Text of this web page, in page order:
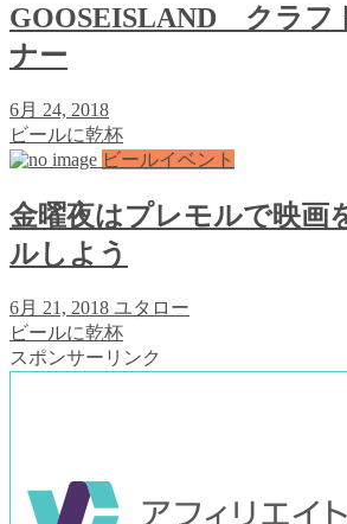
GOOSEISLAND クラフ
ナー
6月 24, 2018
ビールに乾杯
ビールイベント
金曜夜はプレモルで映画
ルしよう
6月 21, 2018 ユタロー
ビールに乾杯
スポンサーリンク